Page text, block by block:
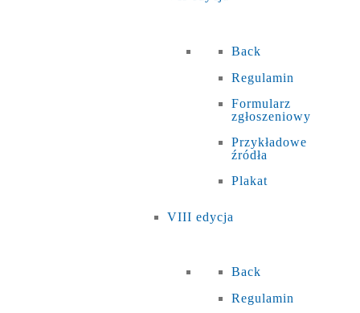
Back
Regulamin
Formularz
zgłoszeniowy
Przykładowe
źródła
Plakat
VIII edycja
Back
Regulamin